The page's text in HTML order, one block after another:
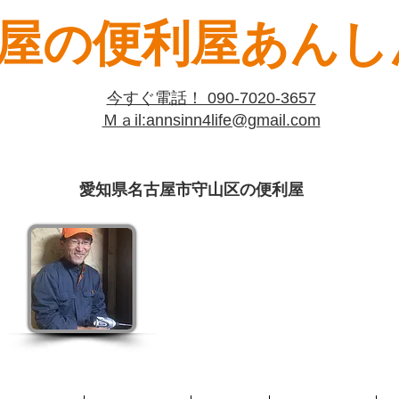
の便利屋あん
​今すぐ電話！ 090-7020-3657
​Ｍａil:​annsinn4life@gmail.com
愛知県名古屋市守山区の便利屋